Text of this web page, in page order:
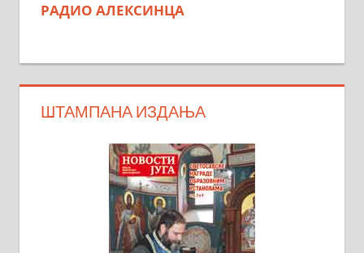
РАДИО АЛЕКСИНЦА
ШТАМПАНА ИЗДАЊА